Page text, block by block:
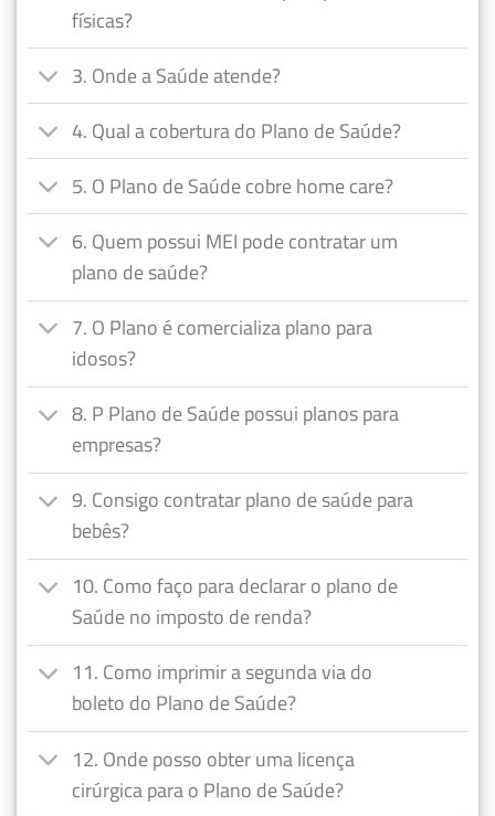
físicas?
3. Onde a Saúde atende?
4. Qual a cobertura do Plano de Saúde?
5. O Plano de Saúde cobre home care?
6. Quem possui MEI pode contratar um
plano de saúde?
7. O Plano é comercializa plano para
idosos?
8. P Plano de Saúde possui planos para
empresas?
9. Consigo contratar plano de saúde para
bebês?
10. Como faço para declarar o plano de
Saúde no imposto de renda?
11. Como imprimir a segunda via do
boleto do Plano de Saúde?
12. Onde posso obter uma licença
cirúrgica para o Plano de Saúde?